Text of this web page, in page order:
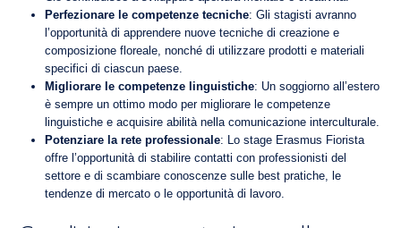
Perfezionare le competenze tecniche: Gli stagisti avranno
l’opportunità di apprendere nuove tecniche di creazione e
composizione floreale, nonché di utilizzare prodotti e materiali
specifici di ciascun paese.
Migliorare le competenze linguistiche: Un soggiorno all’estero
è sempre un ottimo modo per migliorare le competenze
linguistiche e acquisire abilità nella comunicazione interculturale.
Potenziare la rete professionale: Lo stage Erasmus Fiorista
offre l’opportunità di stabilire contatti con professionisti del
settore e di scambiare conoscenze sulle best pratiche, le
tendenze di mercato o le opportunità di lavoro.